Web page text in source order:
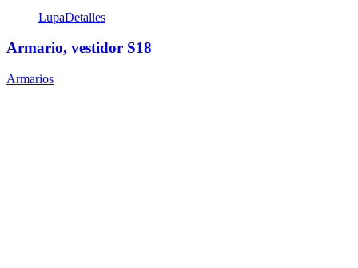
LupaDetalles
Armario, vestidor S18
Armarios